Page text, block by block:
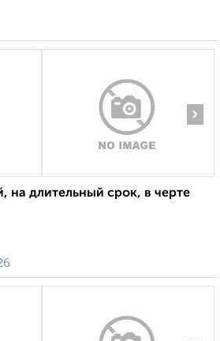
›
на длительный срок, в черте